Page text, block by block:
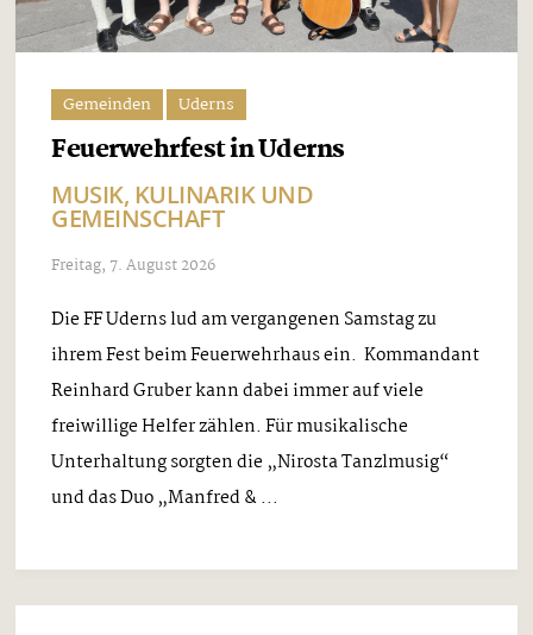
Gemeinden Uderns
Feuerwehrfest in Uderns
MUSIK, KULINARIK UND
GEMEINSCHAFT
Freitag, 7. August 2026
Die FF Uderns lud am vergangenen Samstag zu
ihrem Fest beim Feuerwehrhaus ein. Kommandant
Reinhard Gruber kann dabei immer auf viele
freiwillige Helfer zählen. Für musikalische
Unterhaltung sorgten die „Nirosta Tanzlmusig“
und das Duo „Manfred & ...